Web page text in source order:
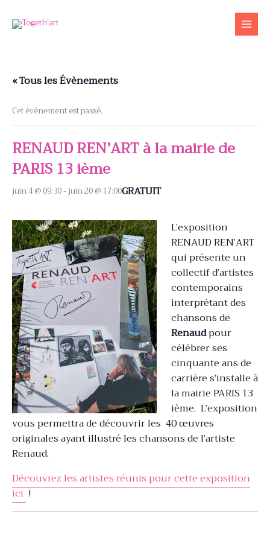
« Tous les Évènements
Cet évènement est passé.
RENAUD REN’ART à la mairie de
PARIS 13 ième
juin 4 @ 09:30-juin 20 @ 17:00GRATUIT
L’exposition
RENAUD REN’ART
qui présente un
collectif d’artistes
contemporains
interprétantdes
chansons de
Renaudpour
célébrer ses
cinquante ans de
carrière s’installe à
la mairie PARIS 13
ième. L’exposition
vous permettra de découvrir les 40 œuvres
originales ayant illustré les chansons de l’artiste
Renaud.
Découvrez les artistes réunis pour cette exposition
ici !